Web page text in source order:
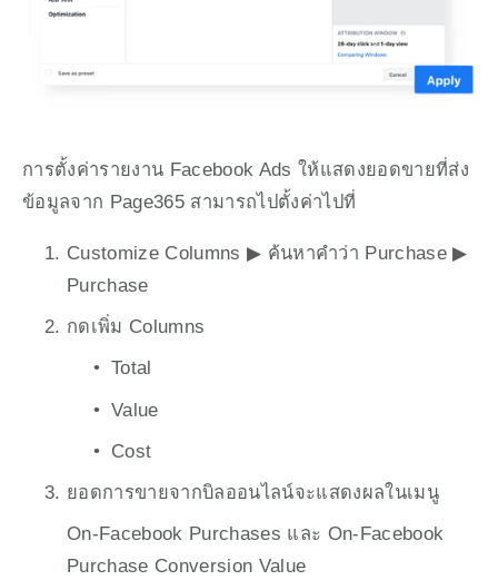
การตั้งค่ารายงาน Facebook Ads ให้แสดงยอดขายที่ส่ง
ข้อมูลจาก Page365 สามารถไปตั้งค่าไปที่
Customize Columns ▶︎ ค้นหาคำว่า Purchase ▶︎
Purchase
กดเพิ่ม Columns
Total
Value
Cost
ยอดการขายจากบิลออนไลน์จะแสดงผลในเมนู
On-Facebook Purchases และ On-Facebook
Purchase Conversion Value